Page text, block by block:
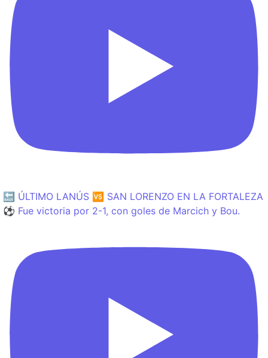
🔙 ÚLTIMO LANÚS 🆚 SAN LORENZO EN LA FORTALEZA
⚽️ Fue victoria por 2-1, con goles de Marcich y Bou.